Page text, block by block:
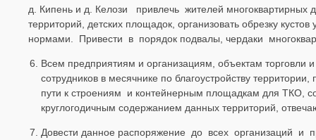
д. Кипень и д. Келози привлечь жителей многоквартирных
территорий, детских площадок, организовать обрезку
нормами. Привести в порядок подвалы, чердаки
Всем предприятиям и организациям, объектам торговли
сотрудников в месячнике по благоустройству
пути к строениям и контейнерным площадкам для ТКО,
круглогодичным содержанием данных территорий,
Довести данное распоряжение до всех организаций и